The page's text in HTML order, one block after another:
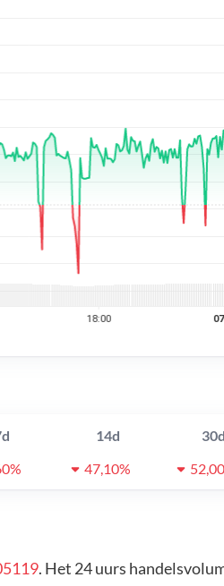
14d 30d
47,10%
. Het 24 uurs